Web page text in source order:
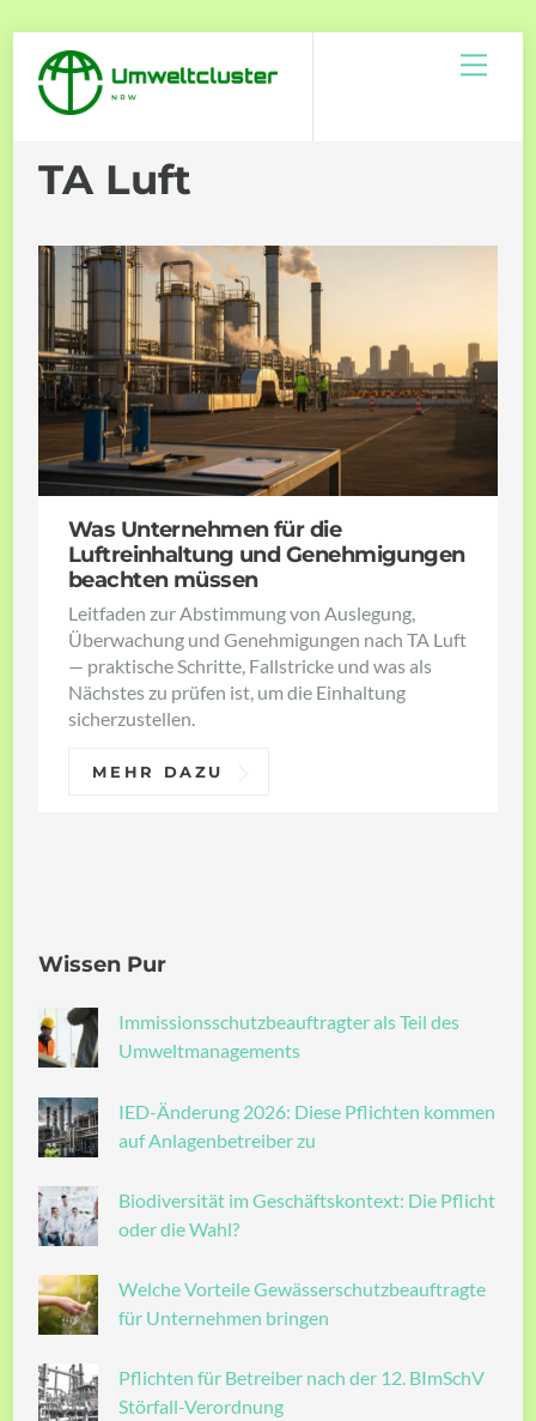
content
TA Luft
Was Unternehmen für die
Luftreinhaltung und Genehmigungen
beachten müssen
Leitfaden zur Abstimmung von Auslegung,
Überwachung und Genehmigungen nach TA Luft
— praktische Schritte, Fallstricke und was als
Nächstes zu prüfen ist, um die Einhaltung
sicherzustellen.
MEHR DAZU
Wissen Pur
Immissionsschutzbeauftragter als Teil des
Umweltmanagements
IED-Änderung 2026: Diese Pflichten kommen
auf Anlagenbetreiber zu
Biodiversität im Geschäftskontext: Die Pflicht
oder die Wahl?
Welche Vorteile Gewässerschutzbeauftragte
für Unternehmen bringen
Pflichten für Betreiber nach der 12. BImSchV
Störfall-Verordnung